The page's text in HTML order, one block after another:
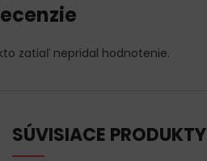
zatiaľ nepridal hodnotenie.
SÚVISIACE PRODUKTY